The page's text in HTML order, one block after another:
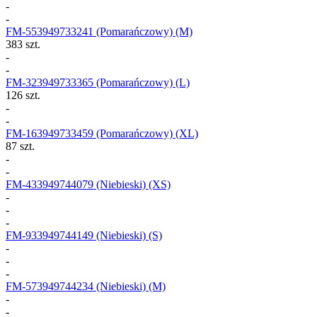
-
-
FM-553949733241 (Pomarańczowy) (M)
383 szt.
-
-
FM-323949733365 (Pomarańczowy) (L)
126 szt.
-
-
FM-163949733459 (Pomarańczowy) (XL)
87 szt.
-
-
FM-433949744079 (Niebieski) (XS)
-
-
-
FM-933949744149 (Niebieski) (S)
-
-
-
FM-573949744234 (Niebieski) (M)
-
-